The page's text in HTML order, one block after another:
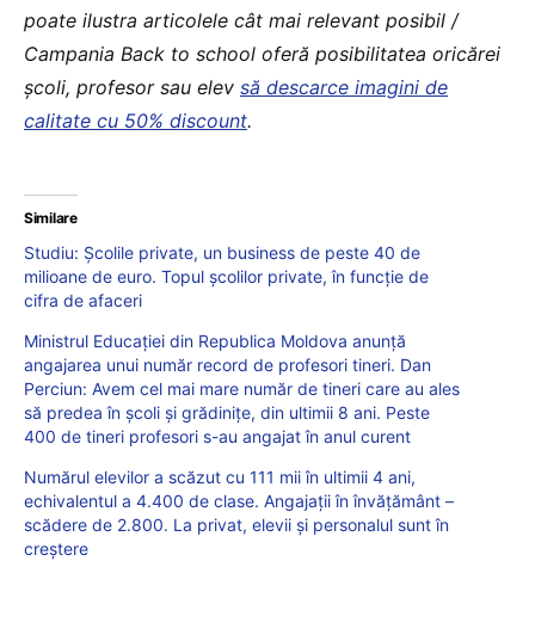
poate ilustra articolele cât mai relevant posibil /
Campania Back to school oferă posibilitatea oricărei
școli, profesor sau elev să descarce imagini de
calitate cu 50% discount.
Similare
Studiu: Școlile private, un business de peste 40 de
milioane de euro. Topul școlilor private, în funcție de
cifra de afaceri
Ministrul Educației din Republica Moldova anunță
angajarea unui număr record de profesori tineri. Dan
Perciun: Avem cel mai mare număr de tineri care au ales
să predea în școli și grădinițe, din ultimii 8 ani. Peste
400 de tineri profesori s-au angajat în anul curent
Numărul elevilor a scăzut cu 111 mii în ultimii 4 ani,
echivalentul a 4.400 de clase. Angajații în învățământ –
scădere de 2.800. La privat, elevii și personalul sunt în
creștere